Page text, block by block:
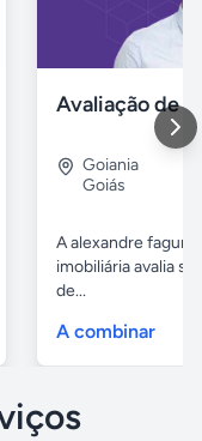
Avaliação de
Goiania
Goiás
A alexandre
imobiliária avalia
de...
A combinar